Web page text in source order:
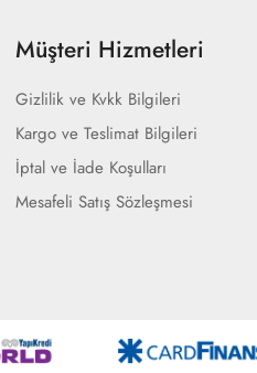
Müşteri Hizmetleri
Gizlilik ve Kvkk Bilgileri
Kargo ve Teslimat Bilgileri
İptal ve İade Koşulları
Mesafeli Satış Sözleşmesi